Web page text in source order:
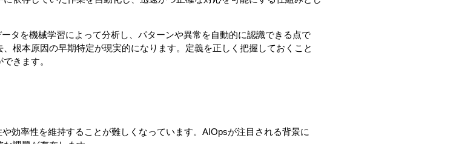
タを機械学習によって分析し、パターンや異常を自動的に認識できる点で
根本原因の早期特定が現実的になります。定義を正しく把握しておくこと
きます。
効率性を維持することが難しくなっています。AIOpsが注目される背景に